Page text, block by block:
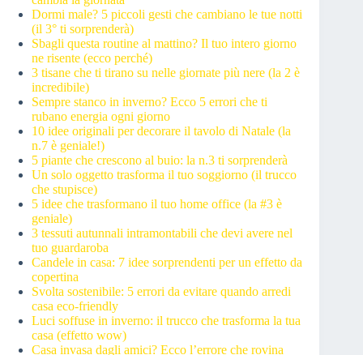
Dormi male? 5 piccoli gesti che cambiano le tue notti
(il 3° ti sorprenderà)
Sbagli questa routine al mattino? Il tuo intero giorno
ne risente (ecco perché)
3 tisane che ti tirano su nelle giornate più nere (la 2 è
incredibile)
Sempre stanco in inverno? Ecco 5 errori che ti
rubano energia ogni giorno
10 idee originali per decorare il tavolo di Natale (la
n.7 è geniale!)
5 piante che crescono al buio: la n.3 ti sorprenderà
Un solo oggetto trasforma il tuo soggiorno (il trucco
che stupisce)
5 idee che trasformano il tuo home office (la #3 è
geniale)
3 tessuti autunnali intramontabili che devi avere nel
tuo guardaroba
Candele in casa: 7 idee sorprendenti per un effetto da
copertina
Svolta sostenibile: 5 errori da evitare quando arredi
casa eco-friendly
Luci soffuse in inverno: il trucco che trasforma la tua
casa (effetto wow)
Casa invasa dagli amici? Ecco l’errore che rovina